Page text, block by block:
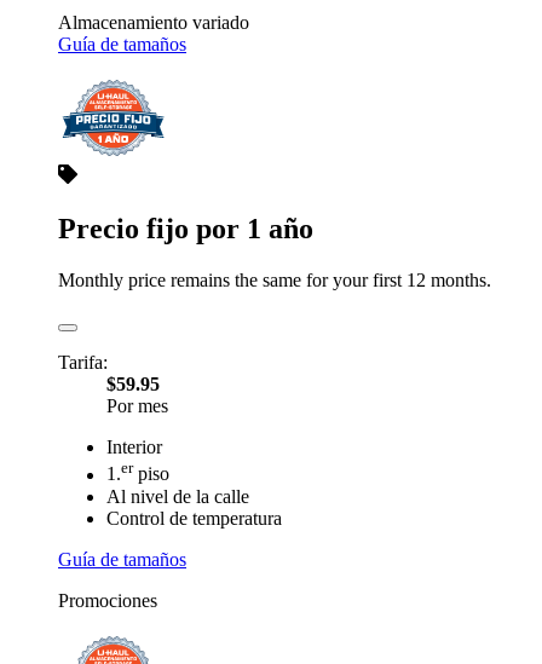
Almacenamiento variado
Guía de tamaños
Precio fijo por 1 año
Monthly price remains the same for your first 12 months.
Tarifa:
$59.95
Por mes
Interior
1.erpiso
Al nivel de la calle
Control de temperatura
Guía de tamaños
Promociones